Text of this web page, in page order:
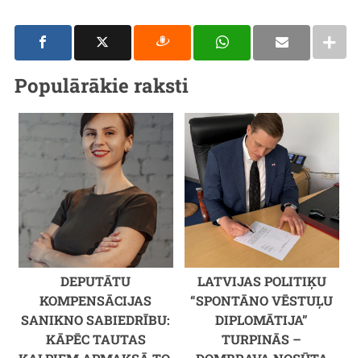
Populārākie raksti
DEPUTĀTU
KOMPENSĀCIJAS
SANIKNO SABIEDRĪBU:
KĀPĒC TAUTAS
LATVIJAS POLITIĶU
“SPONTĀNO VĒSTUĻU
DIPLOMĀTIJA”
TURPINĀS –